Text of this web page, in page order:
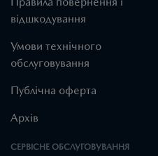
відшкодування
Умови технічного
обслуговування
Публічна оферта
Архів
СЕРВІСНЕ ОБСЛУГОВУВАННЯ